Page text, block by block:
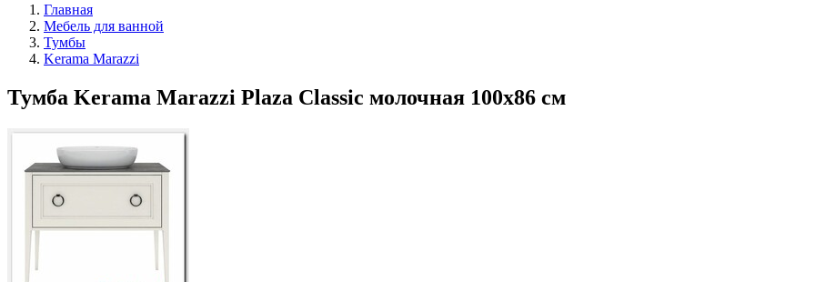
Главная
Мебель для ванной
Тумбы
Kerama Marazzi
Тумба Kerama Marazzi Plaza Classic молочная 100х86 см